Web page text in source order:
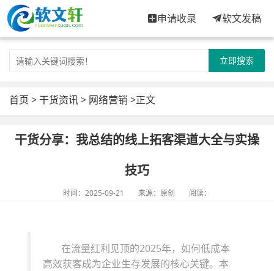
申请收录 软文发稿
立即搜索
首页 >干货资讯> 网络营销 >正文
干货分享：我总结的线上拓客渠道大全与实操
技巧
时间：2025-09-21 来源：原创 阅读：
在流量红利见顶的2025年，如何低成本
高效获客成为企业生存发展的核心关键。本